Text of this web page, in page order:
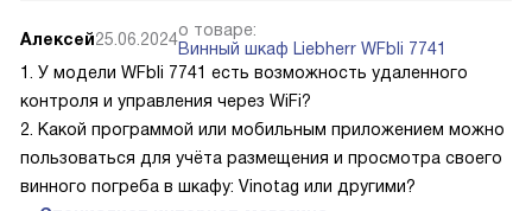
Алексей25.06.2024о товаре:
Винный шкаф Liebherr WFbli 7741
1. У модели WFbli 7741 есть возможность удаленного
контроля и управления через WiFi?
2. Какой программой или мобильным приложением можно
пользоваться для учёта размещения и просмотра своего
винного погреба в шкафу: Vinotag или другими?